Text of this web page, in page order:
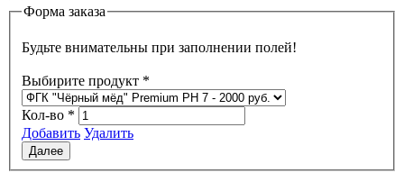
Форма заказа
Будьте внимательны при заполнении полей!
Выбирите продукт *
Кол-во *
Добавить Удалить
Далее